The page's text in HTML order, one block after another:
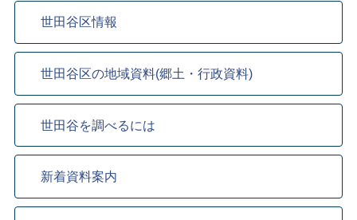
世田谷区情報
世田谷区の地域資料(郷土・行政資料)
世田谷を調べるには
新着資料案内